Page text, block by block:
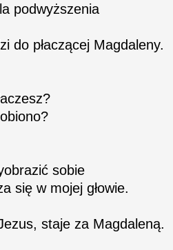
podwyższenia
do płaczącej Magdaleny.
sobie
się w mojej głowie.
staje za Magdaleną.